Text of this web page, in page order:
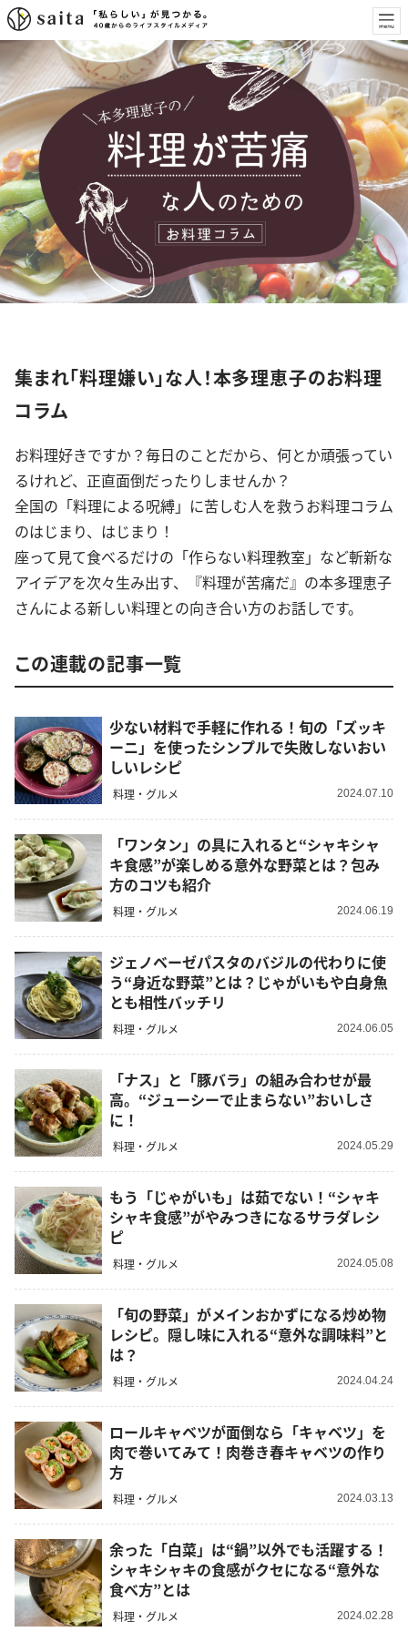
集まれ「料理嫌い」な人！本多理恵子のお料理
コラム
お料理好きですか？毎日のことだから、何とか頑張ってい
るけれど、正直面倒だったりしませんか？
全国の「料理による呪縛」に苦しむ人を救うお料理コラム
のはじまり、はじまり！
座って見て食べるだけの「作らない料理教室」など斬新な
アイデアを次々生み出す、『料理が苦痛だ』の本多理恵子
さんによる新しい料理との向き合い方のお話しです。
この連載の記事一覧
少ない材料で手軽に作れる！旬の「ズッキ
ーニ」を使ったシンプルで失敗しないおい
しいレシピ
料理・グルメ 2024.07.10
「ワンタン」の具に入れると“シャキシャ
キ食感”が楽しめる意外な野菜とは？包み
方のコツも紹介
料理・グルメ 2024.06.19
ジェノベーゼパスタのバジルの代わりに使
う“身近な野菜”とは？じゃがいもや白身魚
とも相性バッチリ
料理・グルメ 2024.06.05
「ナス」と「豚バラ」の組み合わせが最
高。“ジューシーで止まらない”おいしさ
に！
料理・グルメ 2024.05.29
もう「じゃがいも」は茹でない！“シャキ
シャキ食感”がやみつきになるサラダレシ
ピ
料理・グルメ 2024.05.08
「旬の野菜」がメインおかずになる炒め物
レシピ。隠し味に入れる“意外な調味料”と
は？
料理・グルメ 2024.04.24
ロールキャベツが面倒なら「キャベツ」を
肉で巻いてみて！肉巻き春キャベツの作り
方
料理・グルメ 2024.03.13
余った「白菜」は“鍋”以外でも活躍する！
シャキシャキの食感がクセになる“意外な
食べ方”とは
料理・グルメ 2024.02.28